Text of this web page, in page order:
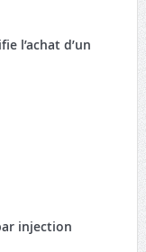
l’achat d’un
injection